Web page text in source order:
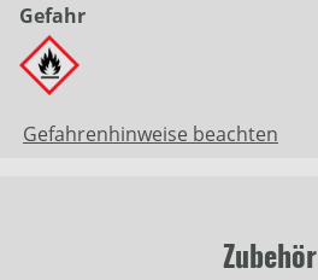
Gefahr
Gefahrenhinweise beachten
Zubehör